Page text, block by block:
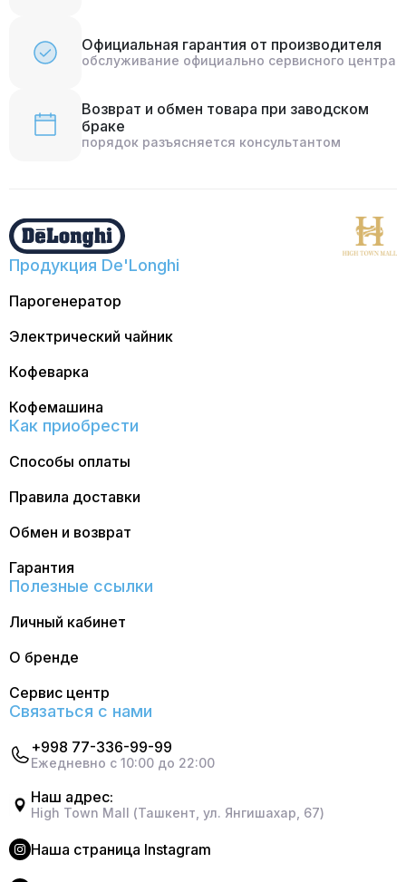
Официальная гарантия от производителя
обслуживание официально сервисного центра
Возврат и обмен товара при заводском
браке
порядок разъясняется консультантом
Продукция De'Longhi
Парогенератор
Электрический чайник
Кофеварка
Кофемашина
Как приобрести
Способы оплаты
Правила доставки
Обмен и возврат
Гарантия
Полезные ссылки
Личный кабинет
О бренде
Сервис центр
Связаться с нами
+998 77-336-99-99
Ежедневно с 10:00 до 22:00
Наш адрес:
High Town Mall (Ташкент, ул. Янгишахар, 67)
Наша страница Instagram